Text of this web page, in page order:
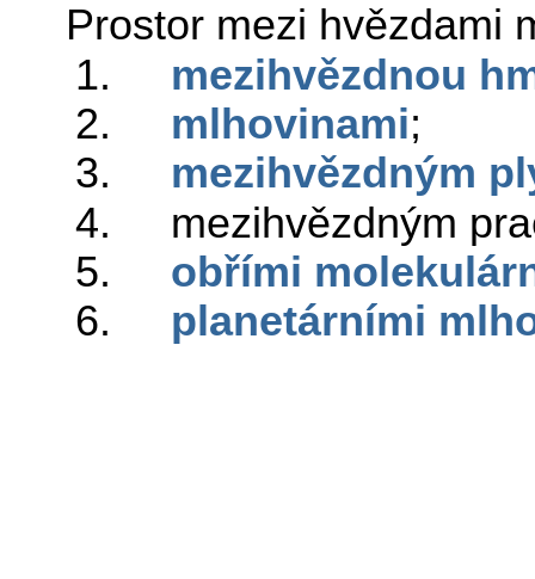
Prostor mezi hvězdami
1. mezihvězdnou
2. mlhovinami;
3. mezihvězdným
4. mezihvězdným
5. obřími
6. planetárními